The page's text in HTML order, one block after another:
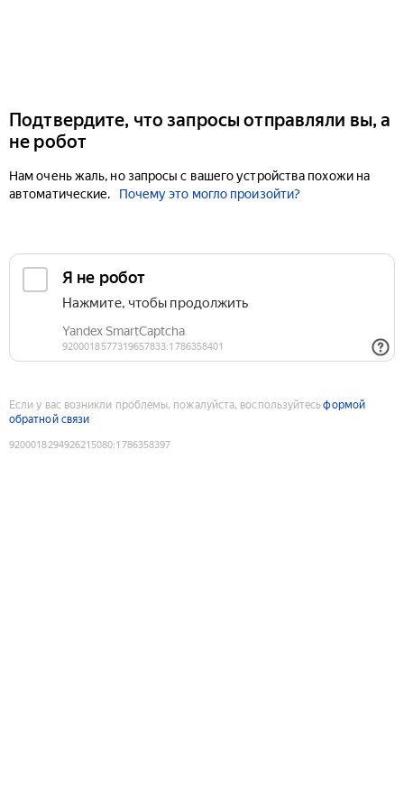
Подтвердите, что запросы отправляли вы, а
не робот
Нам очень жаль, но запросы с вашего устройства похожи на
автоматические.
Почему это могло произойти?
Если у вас возникли проблемы, пожалуйста, воспользуйтесьформой
обратной связи
9200018294926215080:1786358397